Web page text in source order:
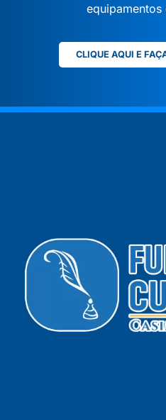
equipamentos
CLIQUE AQUI E